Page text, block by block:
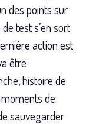
des points sur
test s’en sort
action est
être
histoire de
de
sauvegarder